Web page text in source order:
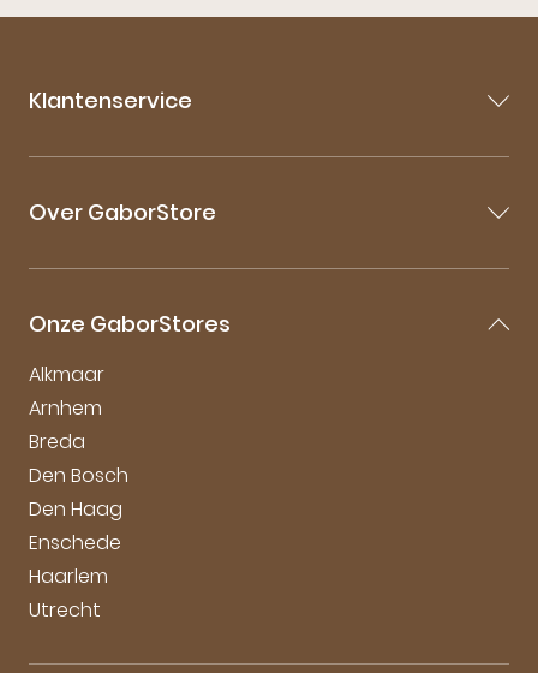
Onze GaborStores
Alkmaar
Arnhem
Breda
Den Bosch
Den Haag
Enschede
Haarlem
Utrecht
Klantenservice
Contact
Bestellen & Bezorgen
Mijn account
Over GaborStore
Over Gabor
Onderhoudstips
Vacatures